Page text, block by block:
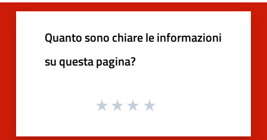
Quanto sono chiare le informazioni
su questa pagina?